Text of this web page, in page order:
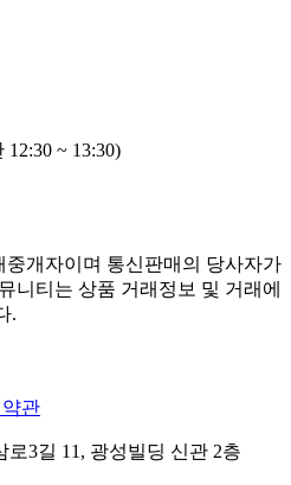
12:30 ~ 13:30)
개자이며 통신판매의 당사자가
니티는 상품 거래정보 및 거래에
.
관
로3길 11, 광성빌딩 신관 2층